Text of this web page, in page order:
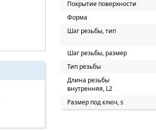
Покрытие поверхности
Форма
Шаг резьбы, тип
Шаг резьбы, размер
Тип резьбы
Длина резьбы
внутренняя, L2
Размер под ключ, s